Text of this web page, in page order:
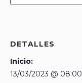
DETALLES
Inicio:
13/03/2023 @ 08:00